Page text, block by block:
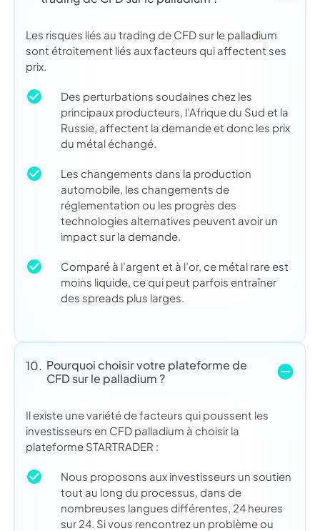
Les risques liés au trading de CFD sur le palladium
sont étroitement liés aux facteurs qui affectent ses
prix.
Des perturbations soudaines chez les
principaux producteurs, l’Afrique du Sud et la
Russie, affectent la demande et donc les prix
du métal échangé.
Les changements dans la production
automobile, les changements de
réglementation ou les progrès des
technologies alternatives peuvent avoir un
impact sur la demande.
Comparé à l’argent et à l’or, ce métal rare est
moins liquide, ce qui peut parfois entraîner
des spreads plus larges.
10. Pourquoi choisir votre plateforme de
CFD sur le palladium ?
Il existe une variété de facteurs qui poussent les
investisseurs en CFD palladium à choisir la
plateforme STARTRADER :
Nous proposons aux investisseurs un soutien
tout au long du processus, dans de
nombreuses langues différentes, 24 heures
sur 24. Si vous rencontrez un problème ou